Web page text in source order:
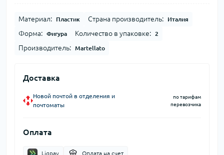
Материал: Пластик Страна производитель: Италия
Форма: Фигура Количество в упаковке: 2
Производитель: Martellato
Доставка
Новой почтой в отделения и
почтоматы
по тарифам
перевозчика
Оплата
Liqpay Оплата на счет